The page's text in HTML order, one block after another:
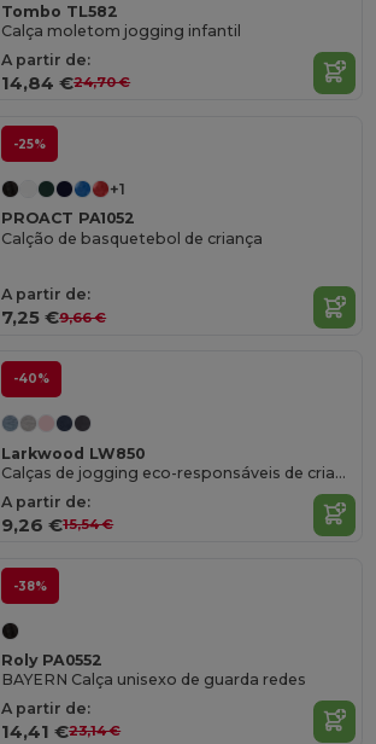
Tombo TL582
Calça moletom jogging infantil
A partir de:
14,84 €24,70 €
-25%
+1
PROACT PA1052
Calção de basquetebol de criança
A partir de:
7,25 €9,66 €
-40%
Larkwood LW850
Calças de jogging eco-responsáveis de criança
A partir de:
9,26 €15,54 €
-38%
Roly PA0552
BAYERN Calça unisexo de guarda redes
A partir de:
14,41 €23,14 €